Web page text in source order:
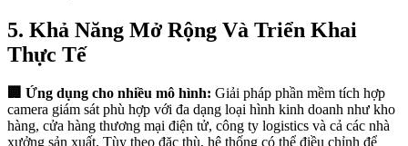
5. Khả Năng Mở Rộng Và Triển Khai
Thực Tế
🏢 Ứng dụng cho nhiều mô hình: Giải pháp phần mềm tích hợp
camera giám sát phù hợp với đa dạng loại hình kinh doanh như kho
hàng, cửa hàng thương mại điện tử, công ty logistics và cả các nhà
xưởng sản xuất. Tùy theo đặc thù, hệ thống có thể điều chỉnh để